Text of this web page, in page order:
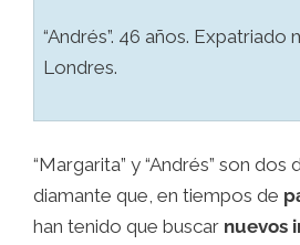
“Andrés”. 46 años. Expatriado
Londres.
“Margarita” y “Andrés” son dos
diamante que, en tiempos de
han tenido que buscar nuevos